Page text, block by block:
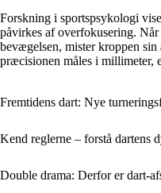
Forskning i sportspsykologi
påvirkes af overfokusering.
bevægelsen, mister kroppen
præcisionen måles i millimeter,
Fremtidens dart: Nye
Kend reglerne – forstå dartens
Double drama: Derfor er dart-